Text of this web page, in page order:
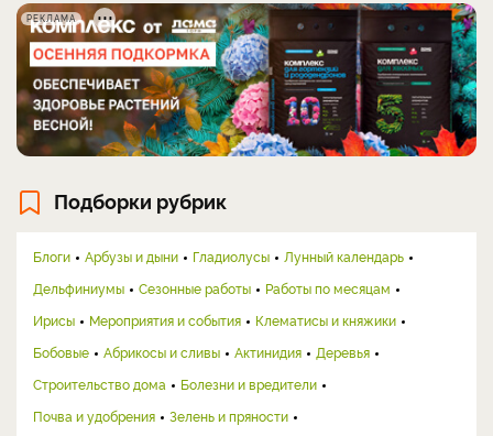
РЕКЛАМА
Подборки рубрик
Блоги Арбузы и дыни Гладиолусы
Лунный календарь
Дельфиниумы
Сезонные работы
Работы по месяцам
Ирисы
Мероприятия и события
Клематисы и княжики
Бобовые
Абрикосы и сливы Актинидия
Деревья
Строительство дома
Болезни и вредители
Почва и удобрения
Зелень и пряности